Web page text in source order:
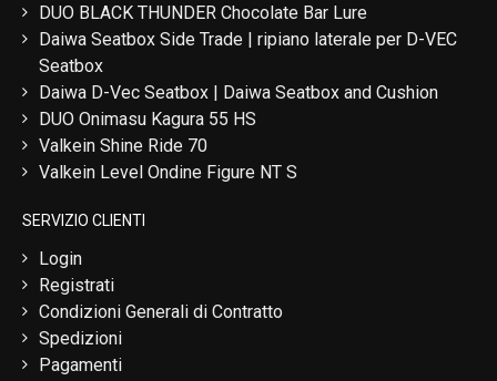
DUO BLACK THUNDER Chocolate Bar Lure
Daiwa Seatbox Side Trade | ripiano laterale per D-VEC
Seatbox
Daiwa D-Vec Seatbox | Daiwa Seatbox and Cushion
DUO Onimasu Kagura 55 HS
Valkein Shine Ride 70
Valkein Level Ondine Figure NT S
SERVIZIO CLIENTI
Login
Registrati
Condizioni Generali di Contratto
Spedizioni
Pagamenti